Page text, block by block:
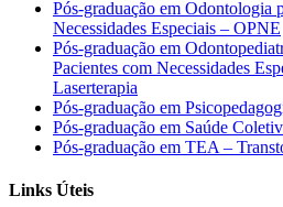
Pós-graduação em Odontologia
Necessidades Especiais – OPNE
Pós-graduação em
Pacientes com Necessidades
Laserterapia
Pós-graduação em
Pós-graduação em Saúde
Pós-graduação em TEA –
Links Úteis